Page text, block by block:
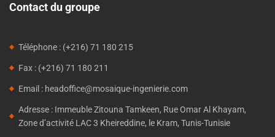
Contact du groupe
Téléphone : (+216) 71 180 215
Fax : (+216) 71 180 211
Email : headoffice@mosaique-ingenierie.com
Adresse : Immeuble Zitouna Tamkeen, Rue Omar Al Khayam,
Zone d’activité LAC 3 Kheireddine, le Kram, Tunis-Tunisie